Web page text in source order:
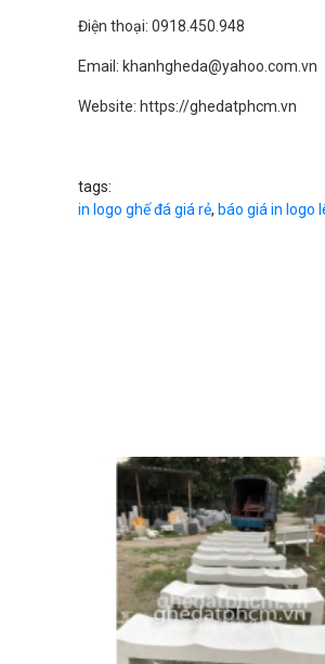
Điện thoại: 0918.450.948
Email: khanhgheda@yahoo.com.vn
Website: https://ghedatphcm.vn
tags:
in logo ghế đá giá rẻ, báo giá in logo